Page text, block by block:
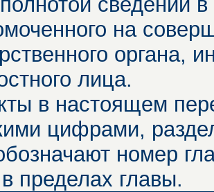
на
органа,
лица.
в настоящем
цифрами,
номер
пределах главы.